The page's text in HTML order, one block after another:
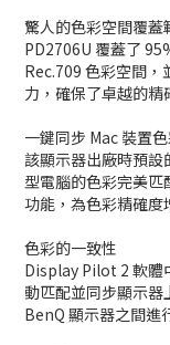
驚人的色彩空間覆蓋
PD2706U 覆蓋了
Rec.709 色彩空間
力，確保了卓越的精
一鍵同步 Mac 裝置
該顯示器出廠時預
型電腦的色彩完美
功能，為色彩精確度
色彩的一致性
Display Pilot 2 軟體
動匹配並同步顯示器
BenQ 顯示器之間進